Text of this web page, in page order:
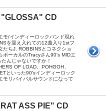
"GLOSSA" CD
モ/インディーロックバンド現れ
を迎え入れての12曲入り1stフ
たちJ. ROBBINSとコネクショ
ボーカルのTracyさん90's MIDエ
んじゃないですか！
OF LOAD、POHGOH、
といった90'sインディーロック
モリバイバルサウンドになって
ASS PIE" CD